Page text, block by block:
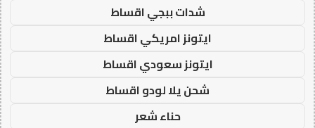
شدات ببجي اقساط
ايتونز امريكي اقساط
ايتونز سعودي اقساط
شحن يلا لودو اقساط
حناء شعر